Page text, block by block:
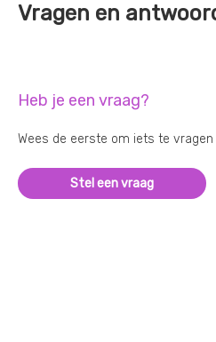
Vragen en
Heb je een vraag?
Wees de eerste om iets te
Stel een vraag